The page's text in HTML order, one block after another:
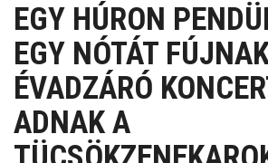
EGY HÚRON
EGY NÓTÁT
ÉVADZÁRÓ
ADNAK A